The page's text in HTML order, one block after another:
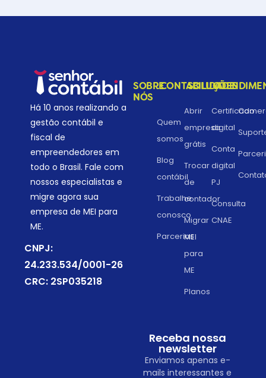
Há 10 anos realizando a
gestão contábil e
fiscal de
empreendedores em
todo o Brasil. Fale com
nossos especialistas e
migre agora sua
empresa de MEI para
ME.
CNPJ:
24.233.534/0001-26
CRC: 2SP035218
SOBRE
NÓS
Quem
somos
Blog
contábil
Trabalhe
conosco
Parcerias
CONTABILIDADE
Abrir
empresa
grátis
Trocar
de
contador
Migrar
MEI
para
ME
Planos
SOLUÇÕES
Certificado
digital
Conta
digital
PJ
Consulta
CNAE
Receba nossa
newsletter
Enviamos apenas e-
mails interessantes e